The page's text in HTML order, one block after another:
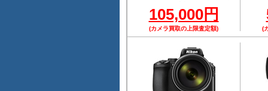
105,000円
(カメラ買取の上限査定額) (